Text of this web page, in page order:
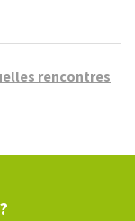
rencontres